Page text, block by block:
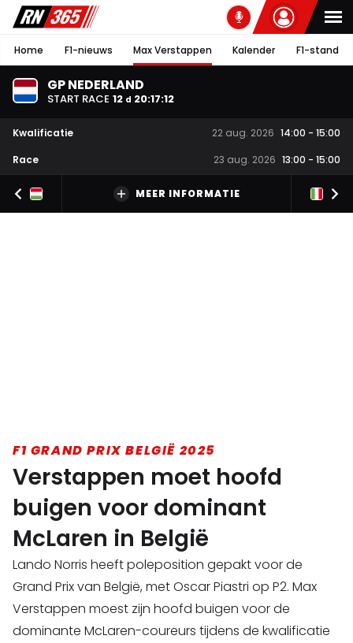
Home F1-nieuws Max Verstappen Kalender F1-stand
GP NEDERLAND
START RACE 12 d 20:17:11
Kwalificatie 22 aug. 2026 14:00 - 15:00
Race
23 aug. 2026 13:00 - 15:00
MEER INFORMATIE
F1 GRAND PRIX BELGIË 2025
Verstappen moet hoofd
buigen voor dominant
McLaren in België
Lando Norris heeft poleposition gepakt voor de
Grand Prix van België, met Oscar Piastri op P2. Max
Verstappen moest zijn hoofd buigen voor de
dominante McLaren-coureurs tijdens de kwalificatie